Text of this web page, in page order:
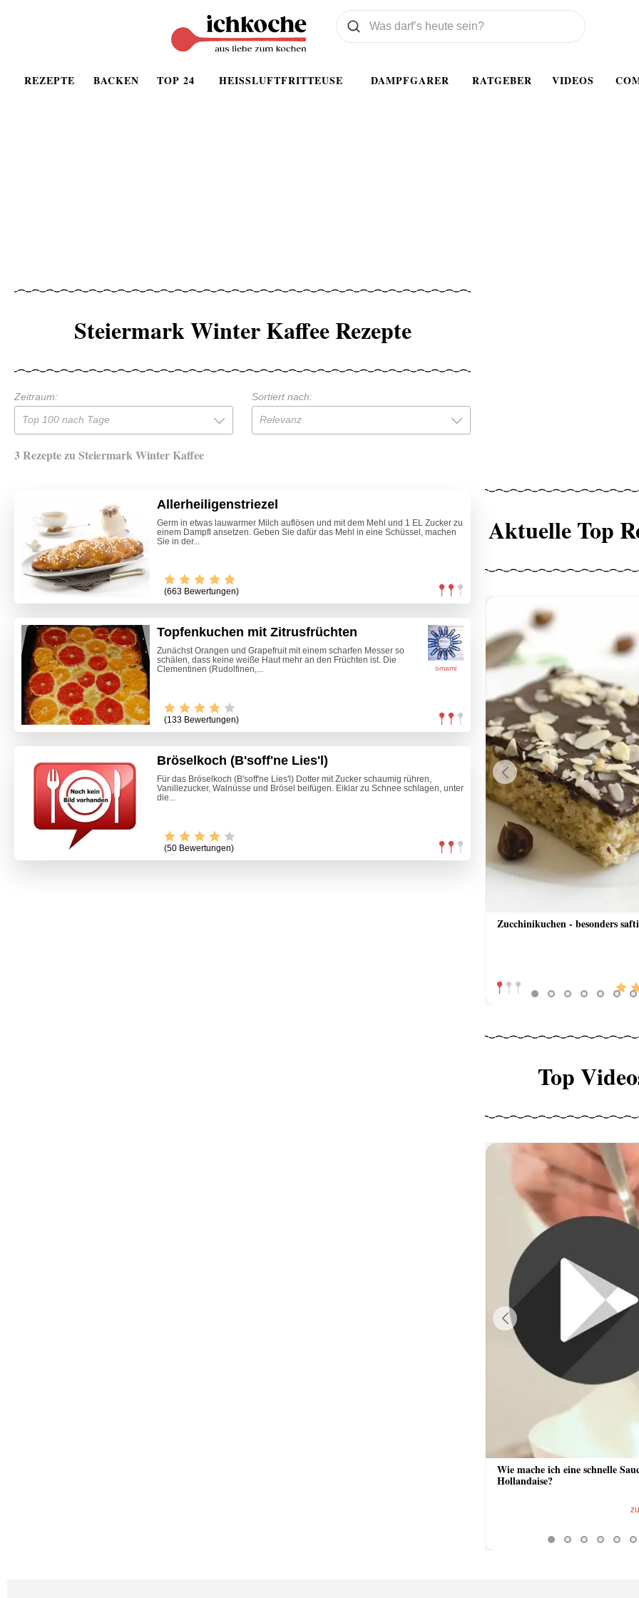
REZEPTE BACKEN TOP 24 HEISSLUFTFRITTEUSE DAMPFGARER RATGEBER VIDEOS
Was wollen Sie suchen
Suchen
Steiermark Winter Kaffee Rezepte
Zeitraum:
Top 100 nach Tage
Sortiert nach:
Relevanz
3 Rezepte zu Steiermark Winter Kaffee
Allerheiligenstriezel
Germ in etwas lauwarmer Milch auflösen und mit dem Mehl und 1 EL Zucker zu
einem Dampfl ansetzen. Geben Sie dafür das Mehl in eine Schüssel, machen
Sie in der...
(663 Bewertungen)
omami
Topfenkuchen mit Zitrusfrüchten
Zunächst Orangen und Grapefruit mit einem scharfen Messer so
schälen, dass keine weiße Haut mehr an den Früchten ist. Die
Clementinen (Rudolfinen,...
(133 Bewertungen)
Bröselkoch (B'soff'ne Lies'l)
Für das Bröselkoch (B'soff'ne Lies'l) Dotter mit Zucker schaumig rühren,
Vanillezucker, Walnüsse und Brösel beifügen. Eiklar zu Schnee schlagen, unter
die...
(50 Bewertungen)
Aktuelle Top
Zucchinikuchen - besonders
Previous
Top
Wie mache ich eine schnelle
Hollandaise?
Previous